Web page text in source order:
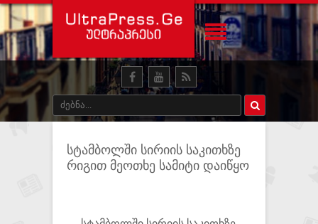
სტამბოლში სირიის საკითხზე
რიგით მეოთხე სამიტი დაიწყო